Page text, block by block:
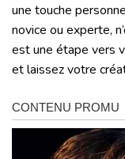
une touche
novice ou experte,
est une étape vers
et laissez votre